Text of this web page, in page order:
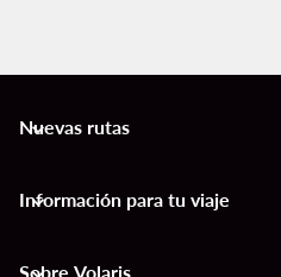
Nuevas rutas
keyboard_arrow_down
Información para tu viaje
keyboard_arrow_down
Sobre Volaris